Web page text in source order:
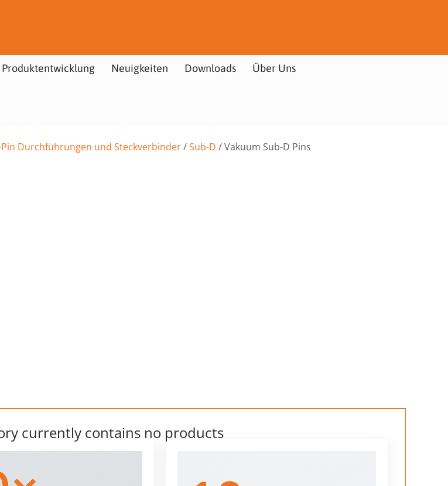
Produktentwicklung Neuigkeiten Downloads Über Uns
Durchführungen und Steckverbinder/Sub-D / Vakuum Sub-D Pins
currently contains no products